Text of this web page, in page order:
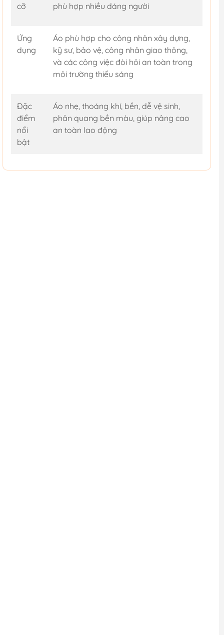
cỡ
phù hợp nhiều dáng người
Ứng
dụng
Áo phù hợp cho công nhân xây dựng,
kỹ sư, bảo vệ, công nhân giao thông,
và các công việc đòi hỏi an toàn trong
môi trường thiếu sáng
Đặc
điểm
nổi
bật
Áo nhẹ, thoáng khí, bền, dễ vệ sinh,
phản quang bền màu, giúp nâng cao
an toàn lao động